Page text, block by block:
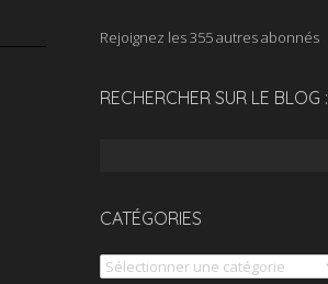
Rejoignez les 355 autres abonnés
RECHERCHER SUR LE BLOG :
CATÉGORIES
Catégories